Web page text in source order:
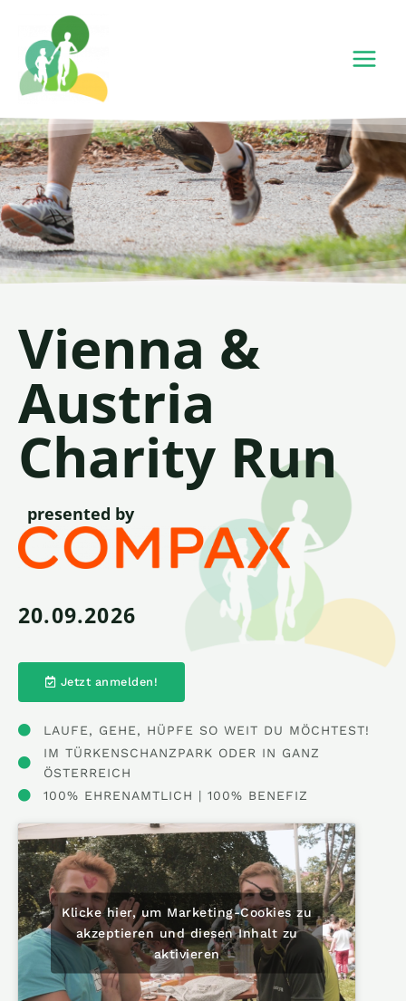
Vienna &
Austria
Charity Run
presented by
20.09.2026
Jetzt anmelden!
LAUFE, GEHE, HÜPFE SO WEIT DU MÖCHTEST!
IM TÜRKENSCHANZPARK ODER IN GANZ
ÖSTERREICH
100% EHRENAMTLICH | 100% BENEFIZ
Klicke hier, um Marketing-Cookies zu
akzeptieren und diesen Inhalt zu
aktivieren